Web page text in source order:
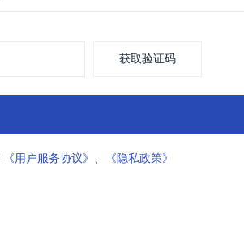
获取验证码
《用户服务协议》 、 《隐私政策》